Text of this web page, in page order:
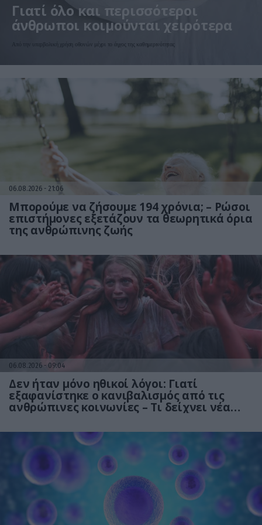
Γιατί όλο και περισσότεροι
άνθρωποι κοιμούνται χειρότερα
Από την υπερβολική χρήση οθονών μέχρι το άγχος της καθημερινότητας
06.08.2026 21:06
Μπορούμε να ζήσουμε 194 χρόνια; – Ρώσοι
επιστήμονες εξετάζουν τα θεωρητικά όρια
της ανθρώπινης ζωής
06.08.2026 09:04
Δεν ήταν μόνο ηθικοί λόγοι: Γιατί
εξαφανίστηκε ο κανιβαλισμός από τις
ανθρώπινες κοινωνίες – Τι δείχνει νέα